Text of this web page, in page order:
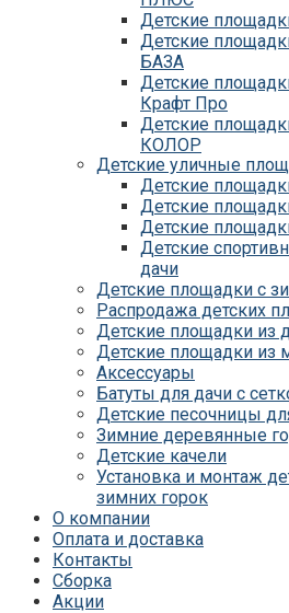
Детские
Детские
БАЗА
Детские
Крафт Про
Детские
КОЛОР
Детские
Детские
КАРКАС
Детские
КУБ
Детские уличные
для дачи IgraGrad
Детские
Детские
Детские
Детские уличные
Детские
ЛЕСА серия
Детские
Детские
(Махагон)
Детские
(Махагон) 4 сезона
Детские
Детские уличные
Детские
Детские
Детские
Детские
дачи
Детские площадки с
Распродажа детских
Детские площадки из
Детские площадки из
Аксессуары
Батуты для дачи с
Детские песочницы
Зимние деревянные
Детские качели
Установка и монтаж
зимних горок
О компании
Оплата и доставка
Контакты
Сборка
Акции